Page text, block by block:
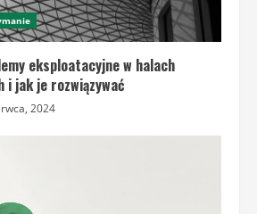
eksploatacyjne w halach
i jak je rozwiązywać
2024